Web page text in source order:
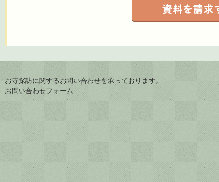
お寺探訪に関するお問い合わせを承っております。
お問い合わせフォーム